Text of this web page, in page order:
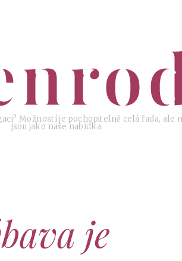
Možností je pochopitelně celá řada, ale
jsou jako naše nabídka.
je